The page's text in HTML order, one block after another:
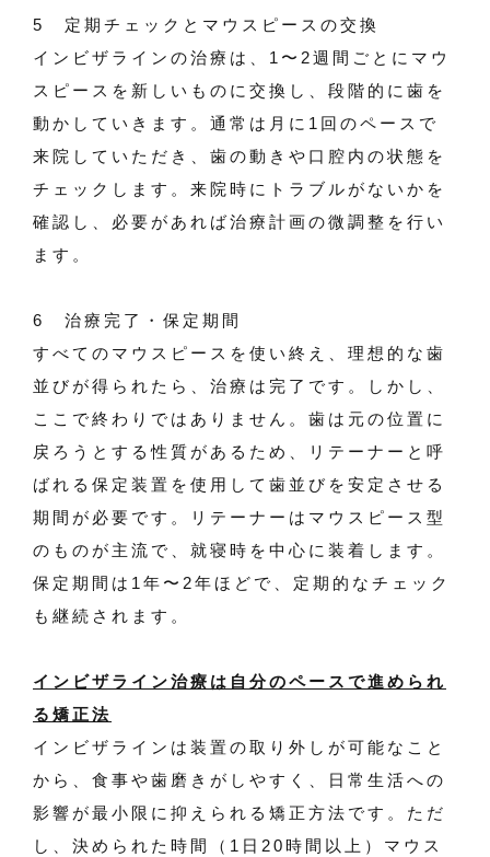
5 定期チェックとマウスピースの交換
インビザラインの治療は、1〜2週間ごとにマウ
スピースを新しいものに交換し、段階的に歯を
動かしていきます。通常は月に1回のペースで
来院していただき、歯の動きや口腔内の状態を
チェックします。来院時にトラブルがないかを
確認し、必要があれば治療計画の微調整を行い
ます。
6 治療完了・保定期間
すべてのマウスピースを使い終え、理想的な歯
並びが得られたら、治療は完了です。しかし、
ここで終わりではありません。歯は元の位置に
戻ろうとする性質があるため、リテーナーと呼
ばれる保定装置を使用して歯並びを安定させる
期間が必要です。リテーナーはマウスピース型
のものが主流で、就寝時を中心に装着します。
保定期間は1年〜2年ほどで、定期的なチェック
も継続されます。
インビザライン治療は自分のペースで進められ
る矯正法
インビザラインは装置の取り外しが可能なこと
から、食事や歯磨きがしやすく、日常生活への
影響が最小限に抑えられる矯正方法です。ただ
し、決められた時間（1日20時間以上）マウス